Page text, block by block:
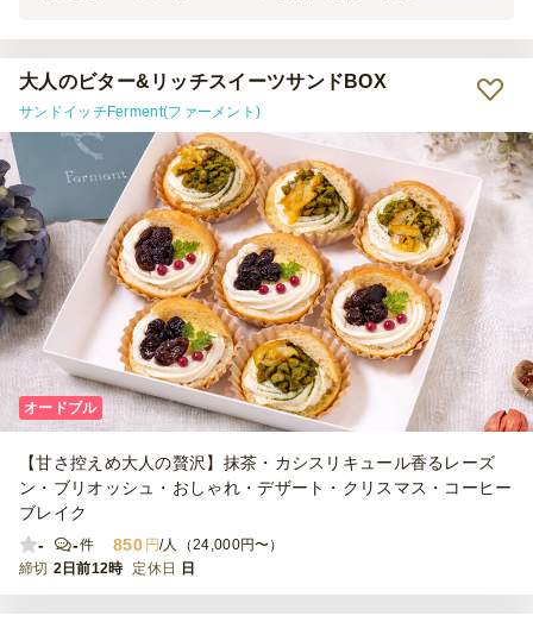
大人のビター&リッチスイーツサンドBOX
サンドイッチFerment(ファーメント)
オードブル
【甘さ控えめ大人の贅沢】抹茶・カシスリキュール香るレーズ
ン・ブリオッシュ・おしゃれ・デザート・クリスマス・コーヒー
ブレイク
-
-件 850 円/人（24,000円〜）
締切 2日前12時 定休日 日